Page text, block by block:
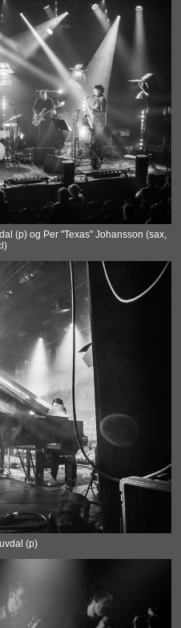
(p) og Per "Texas" Johansson (sax,
(p)